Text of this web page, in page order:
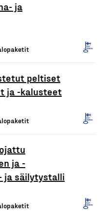
ja
peltiset
ja -kalusteet
ja -
ja säilytystalli